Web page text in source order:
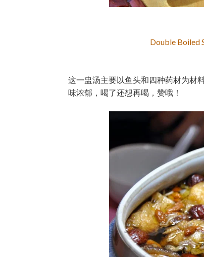
Double Boiled
这一盅汤主要以鱼头和四种药材为材
味浓郁，喝了还想再喝，赞哦！